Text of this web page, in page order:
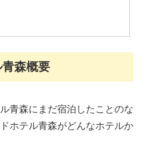
森概要
青森にまだ宿泊したことのな
ホテル青森がどんなホテルか